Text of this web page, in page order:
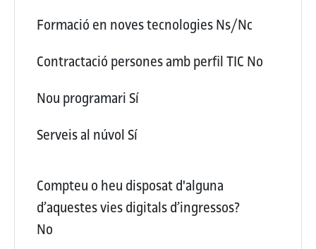
Formació en noves tecnologiesNs/Nc
Contractació persones amb perfil TIC No
Nou programari Sí
Serveis al núvol Sí
Compteu o heu disposat d'alguna
d’aquestes vies digitals d’ingressos?
No